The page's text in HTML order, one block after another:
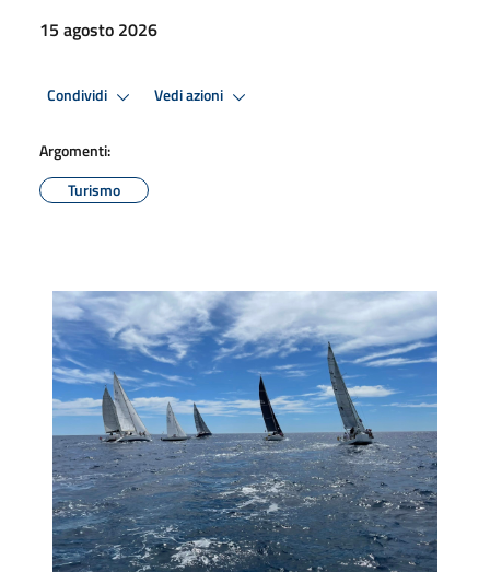
15 agosto 2026
Condividi Vedi azioni
Argomenti:
Turismo